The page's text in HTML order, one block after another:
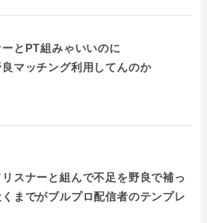
とPT組みゃいいのに
マッチング利用してんのか
スナーと組んで不足を野良で補っ
までがブルプロ配信者のテンプレ